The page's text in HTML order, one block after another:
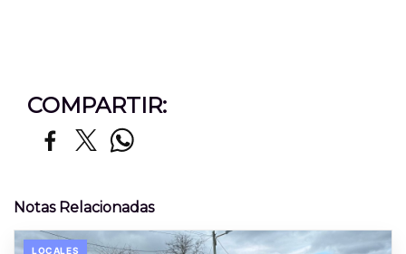
COMPARTIR:
Notas Relacionadas
LOCALES